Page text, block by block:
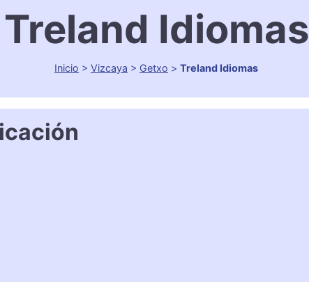
Treland Idiomas
Inicio > Vizcaya > Getxo > Treland Idiomas